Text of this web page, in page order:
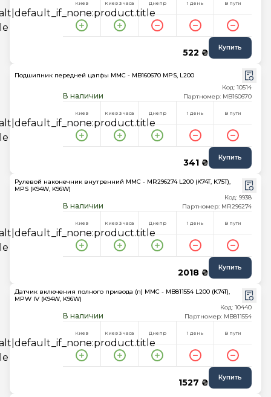
Киев Киев 3 часа Днепр 1 день В пути
522 ₴ Купить
Подшипник передней цапфы MMC - MB160670 MPS, L200
В наличии
Код: 10514
Партномер: MB160670
Киев Киев 3 часа Днепр 1 день В пути
341 ₴ Купить
Рулевой наконечник внутренний MMC - MR296274 L200 (K74T, K75T),
MPS (K94W, K96W)
В наличии
Код: 9938
Партномер: MR296274
Киев Киев 3 часа Днепр 1 день В пути
2018 ₴ Купить
Датчик включения полного привода (п) MMC - MB811554 L200 (K74T),
MPW IV (K94W, K96W)
В наличии
Код: 10440
Партномер: MB811554
Киев Киев 3 часа Днепр 1 день В пути
1527 ₴ Купить